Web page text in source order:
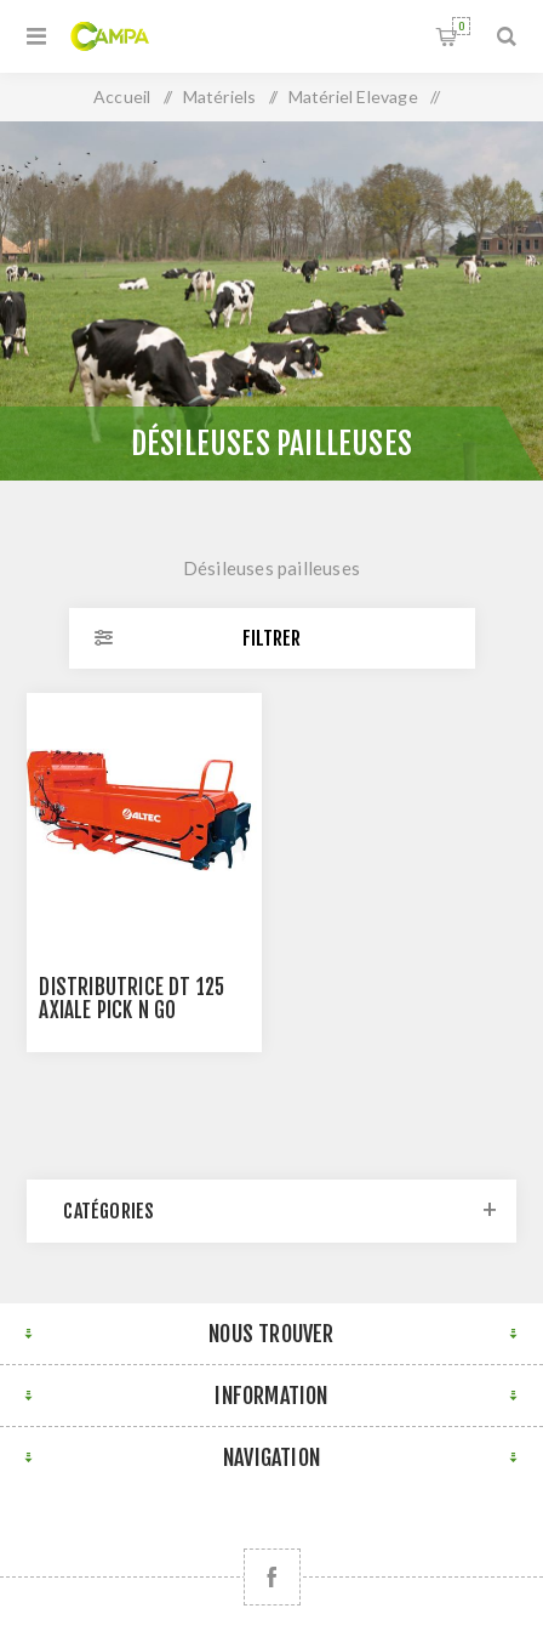
0
Accueil / Matériels / Matériel Elevage /
DÉSILEUSES PAILLEUSES
Désileuses pailleuses
FILTRER
DISTRIBUTRICE DT 125
AXIALE PICK N GO
CATÉGORIES
NOUS TROUVER
INFORMATION
NAVIGATION